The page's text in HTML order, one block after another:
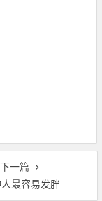
下一篇
人最容易发胖